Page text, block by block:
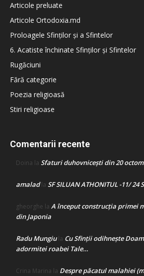
Articole preluate
Articole Ortodoxia.md
Proloagele Sfinților și a Sfintelor
6. Acatiste închinate Sfinților și Sfintelor
Rugăciuni
Fără categorie
Poezia religioasă
Stiri religioase
Comentarii recente
Doina la Sfaturi duhovnicești din 20
amaladla SF SILUAN ATHONITUL -11/ 24
gheorghe la A început construcţia primei
din Japonia
Radu Mungiula Cu Sfinții odihnește
adormitei roabei Tale…
Crina Marina la Despre păcatul malahiei